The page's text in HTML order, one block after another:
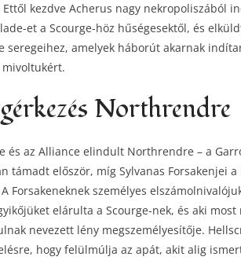
Ettől kezdve Acherus nagy nekropoliszából
et a Scourge-höz hűségesektől, és
seregeihez, amelyek háborút akarnak
Northrendre
és az Alliance elindult Northrendre – a
támadt először, míg Sylvanas Forsakenjei
Forsakeneknek személyes
elárulta a Scourge-nek, és aki
nevezett lény megszemélyesítője.
hogy felülmúlja az apát, akit alig